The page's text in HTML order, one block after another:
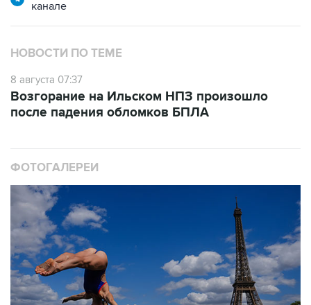
канале
НОВОСТИ ПО ТЕМЕ
8 августа 07:37
Возгорание на Ильском НПЗ произошло
после падения обломков БПЛА
ФОТОГАЛЕРЕИ